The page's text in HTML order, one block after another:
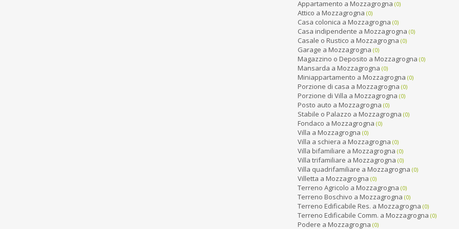
Appartamento a Mozzagrogna (0)
Attico a Mozzagrogna (0)
Casa colonica a Mozzagrogna (0)
Casa indipendente a Mozzagrogna (0)
Casale o Rustico a Mozzagrogna (0)
Garage a Mozzagrogna (0)
Magazzino o Deposito a Mozzagrogna (0)
Mansarda a Mozzagrogna (0)
Miniappartamento a Mozzagrogna (0)
Porzione di casa a Mozzagrogna (0)
Porzione di Villa a Mozzagrogna (0)
Posto auto a Mozzagrogna (0)
Stabile o Palazzo a Mozzagrogna (0)
Fondaco a Mozzagrogna (0)
Villa a Mozzagrogna (0)
Villa a schiera a Mozzagrogna (0)
Villa bifamiliare a Mozzagrogna (0)
Villa trifamiliare a Mozzagrogna (0)
Villa quadrifamiliare a Mozzagrogna (0)
Villetta a Mozzagrogna (0)
Terreno Agricolo a Mozzagrogna (0)
Terreno Boschivo a Mozzagrogna (0)
Terreno Edificabile Res. a Mozzagrogna (0)
Terreno Edificabile Comm. a Mozzagrogna (0)
Podere a Mozzagrogna (0)